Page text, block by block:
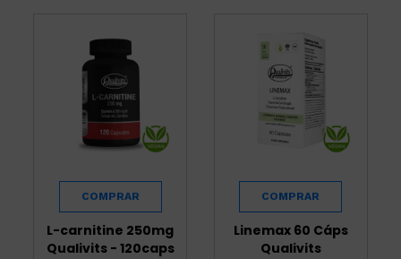
L-carnitine 250mg
Qualivits - 120caps
Linemax 60 Cáps
Qualivits